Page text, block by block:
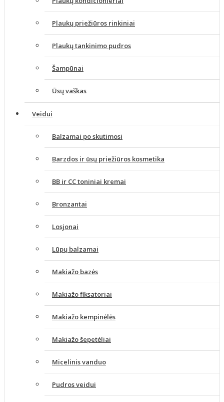
Plaukų priežiūros rinkiniai
Plaukų tankinimo pudros
Šampūnai
Ūsų vaškas
Veidui
Balzamai po skutimosi
Barzdos ir ūsų priežiūros kosmetika
BB ir CC toniniai kremai
Bronzantai
Losjonai
Lūpų balzamai
Makiažo bazės
Makiažo fiksatoriai
Makiažo kempinėlės
Makiažo šepetėliai
Micelinis vanduo
Pudros veidui